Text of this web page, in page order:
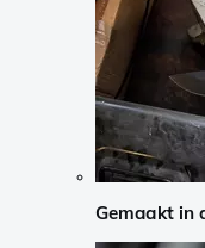
Gemaakt in